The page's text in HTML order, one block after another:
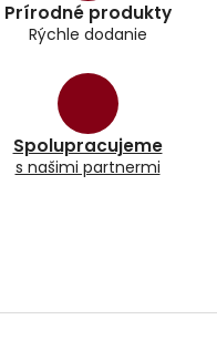
Prírodné produkty
Rýchle dodanie
Spolupracujeme
s našimi partnermi